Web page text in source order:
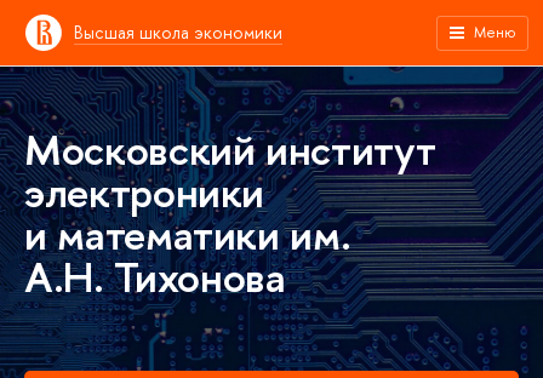
Высшая школа экономики Меню
Московский институт
электроники
и математики им.
А.Н. Тихонова